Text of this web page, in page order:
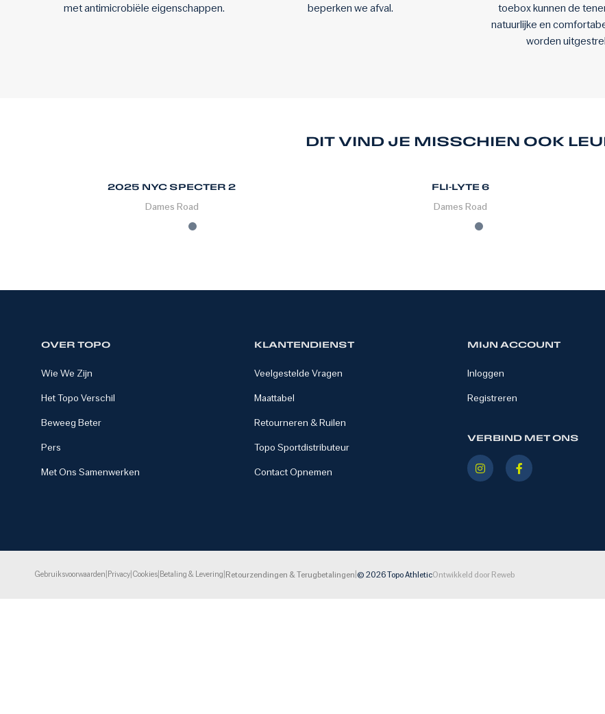
met antimicrobiële eigenschappen.
beperken we afval.
toebox kunnen de
natuurlijke en
worden
DIT VIND JE MISSCHIEN OOK
2025 NYC SPECTER 2
Dames Road
FLI-LYTE 6
Dames Road
OVER TOPO
Wie We Zijn
Het Topo Verschil
Beweeg Beter
Pers
Met Ons Samenwerken
KLANTENDIENST
Veelgestelde Vragen
Maattabel
Retourneren & Ruilen
Topo Sportdistributeur
Contact Opnemen
MIJN ACCOUNT
Inloggen
Registreren
VERBIND MET ONS
Gebruiksvoorwaarden Privacy Cookies Betaling & Levering Retourzendingen & Terugbetalingen © 2026 Topo AthleticOntwikkeld door Reweb